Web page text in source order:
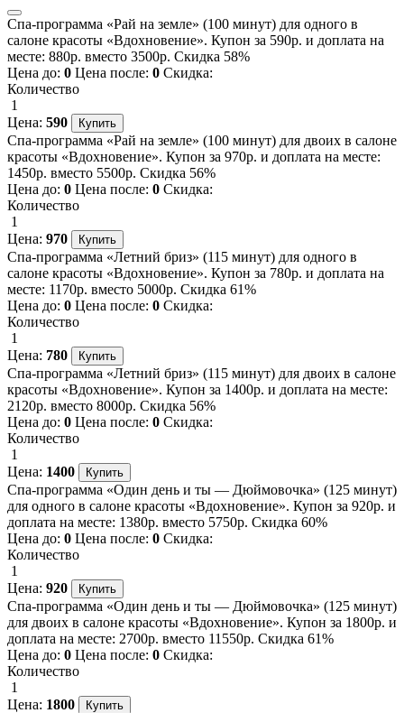
Спа-программа «Рай на земле» (100 минут) для одного в
салоне красоты «Вдохновение». Купон за 590р. и доплата на
месте: 880р. вместо 3500р. Скидка 58%
Цена до: 0 Цена после: 0 Скидка:
Количество
1
Цена: 590
Спа-программа «Рай на земле» (100 минут) для двоих в салоне
красоты «Вдохновение». Купон за 970р. и доплата на месте:
1450р. вместо 5500р. Скидка 56%
Цена до: 0 Цена после: 0 Скидка:
Количество
1
Цена: 970
Спа-программа «Летний бриз» (115 минут) для одного в
салоне красоты «Вдохновение». Купон за 780р. и доплата на
месте: 1170р. вместо 5000р. Скидка 61%
Цена до: 0 Цена после: 0 Скидка:
Количество
1
Цена: 780
Спа-программа «Летний бриз» (115 минут) для двоих в салоне
красоты «Вдохновение». Купон за 1400р. и доплата на месте:
2120р. вместо 8000р. Скидка 56%
Цена до: 0 Цена после: 0 Скидка:
Количество
1
Цена: 1400
Спа-программа «Один день и ты — Дюймовочка» (125 минут)
для одного в салоне красоты «Вдохновение». Купон за 920р. и
доплата на месте: 1380р. вместо 5750р. Скидка 60%
Цена до: 0 Цена после: 0 Скидка:
Количество
1
Цена: 920
Спа-программа «Один день и ты — Дюймовочка» (125 минут)
для двоих в салоне красоты «Вдохновение». Купон за 1800р. и
доплата на месте: 2700р. вместо 11550р. Скидка 61%
Цена до: 0 Цена после: 0 Скидка:
Количество
1
Цена: 1800